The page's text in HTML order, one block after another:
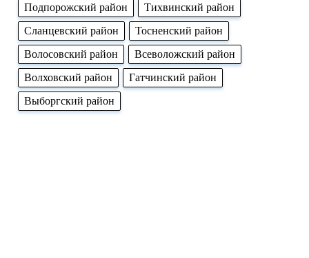
Подпорожский район
Тихвинский район
Сланцевский район
Тосненский район
Волосовский район
Всеволожский район
Волховский район
Гатчинский район
Выборгский район